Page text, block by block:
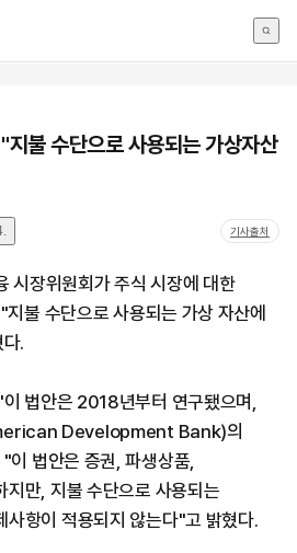
불 수단으로 사용되는 가상자산
기사출처
시장위원회가 주식 시장에 대한
불 수단으로 사용되는 가상 자산에
.
법안은 2018년부터 연구됐으며,
Development Bank)의
이 법안은 증권, 파생상품,
지만, 지불 수단으로 사용되는
사항이 적용되지 않는다"고 밝혔다.